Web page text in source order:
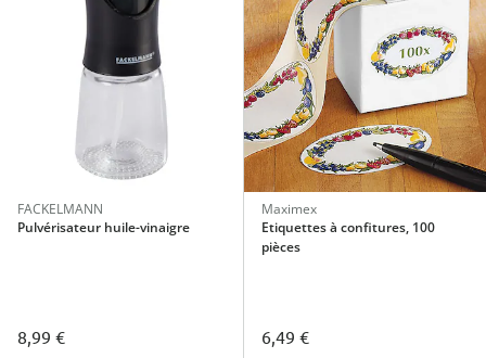
FACKELMANN
Pulvérisateur huile-vinaigre
8,99 €
Maximex
Etiquettes à confitures, 100
pièces
6,49 €